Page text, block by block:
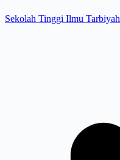
Sekolah Tinggi Ilmu Tarbiyah